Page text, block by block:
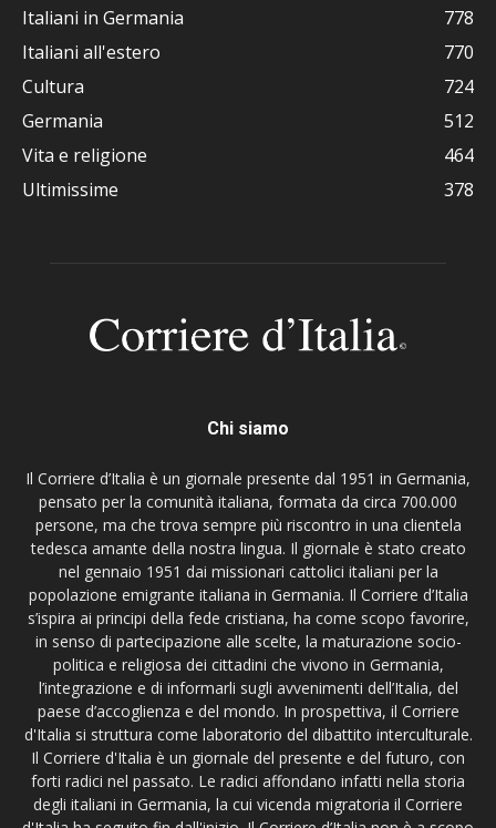
Italiani in Germania
778
Italiani all'estero
770
Cultura
724
Germania
512
Vita e religione
464
Ultimissime
378
Chi siamo
Il Corriere d’Italia è un giornale presente dal 1951 in Germania,
pensato per la comunità italiana, formata da circa 700.000
persone, ma che trova sempre più riscontro in una clientela
tedesca amante della nostra lingua. Il giornale è stato creato
nel gennaio 1951 dai missionari cattolici italiani per la
popolazione emigrante italiana in Germania. Il Corriere d’Italia
s’ispira ai principi della fede cristiana, ha come scopo favorire,
in senso di partecipazione alle scelte, la maturazione socio-
politica e religiosa dei cittadini che vivono in Germania,
l’integrazione e di informarli sugli avvenimenti dell’Italia, del
paese d’accoglienza e del mondo. In prospettiva, il Corriere
d'Italia si struttura come laboratorio del dibattito interculturale.
Il Corriere d'Italia è un giornale del presente e del futuro, con
forti radici nel passato. Le radici affondano infatti nella storia
degli italiani in Germania, la cui vicenda migratoria il Corriere